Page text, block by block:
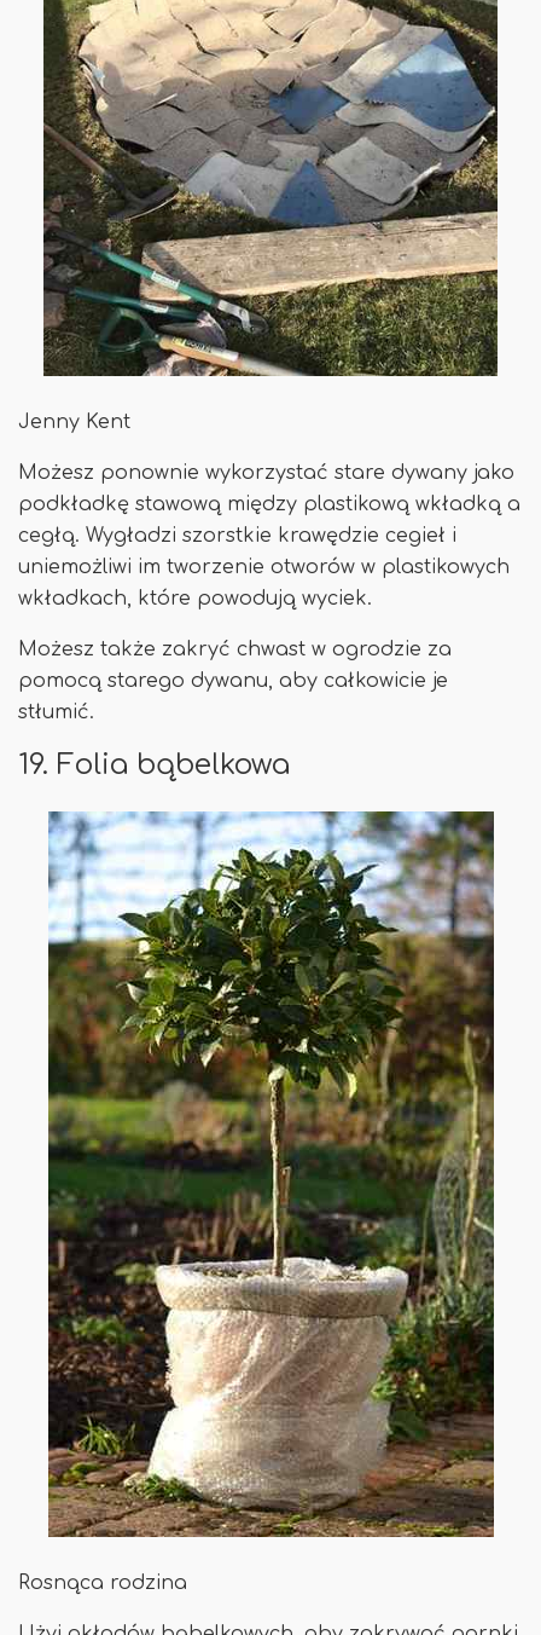
Jenny Kent
Możesz ponownie wykorzystać stare dywany jako
podkładkę stawową między plastikową wkładką a
cegłą. Wygładzi szorstkie krawędzie cegieł i
uniemożliwi im tworzenie otworów w plastikowych
wkładkach, które powodują wyciek.
Możesz także zakryć chwast w ogrodzie za
pomocą starego dywanu, aby całkowicie je
stłumić.
19. Folia bąbelkowa
Rosnąca rodzina